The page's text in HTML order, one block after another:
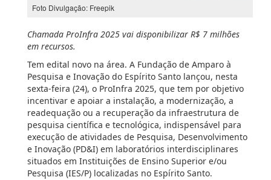
Foto Divulgação: Freepik
Chamada ProInfra 2025 vai disponibilizar R$ 7 milhões
em recursos.
Tem edital novo na área. A Fundação de Amparo à
Pesquisa e Inovação do Espírito Santo lançou, nesta
sexta-feira (24), o ProInfra 2025, que tem por objetivo
incentivar e apoiar a instalação, a modernização, a
readequação ou a recuperação da infraestrutura de
pesquisa científica e tecnológica, indispensável para
execução de atividades de Pesquisa, Desenvolvimento
e Inovação (PD&I) em laboratórios interdisciplinares
situados em Instituições de Ensino Superior e/ou
Pesquisa (IES/P) localizadas no Espírito Santo.